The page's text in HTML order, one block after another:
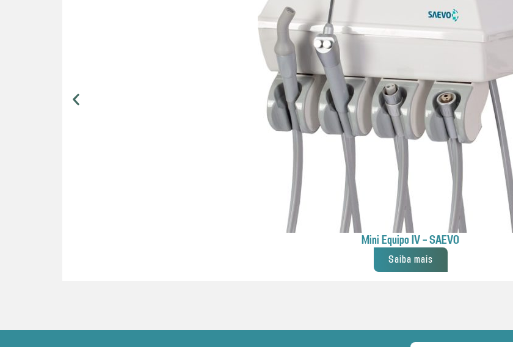
Mini Equipo IV – SAEVO
Saiba mais